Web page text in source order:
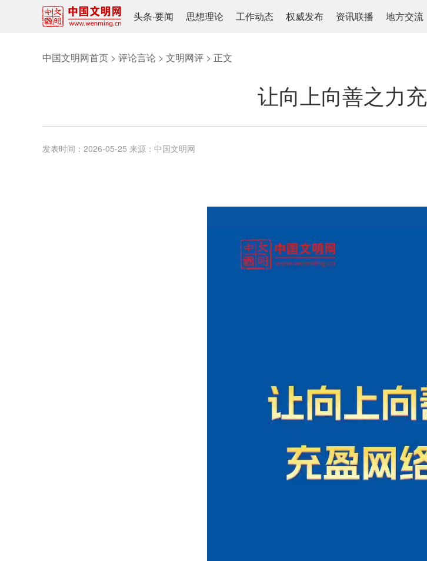
头条·要闻 思想理论 工作动态 权威发布 资讯联播 地方交流
中国文明网首页 > 评论言论 > 文明网评 > 正文
让向上向善之力
发表时间： 2026-05-25 来源： 中国文明网